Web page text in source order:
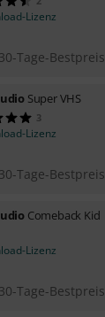
Lizenz
30-Tage-Bestpreis
Super VHS
3
Lizenz
30-Tage-Bestpreis
Comeback Kid
Lizenz
30-Tage-Bestpreis